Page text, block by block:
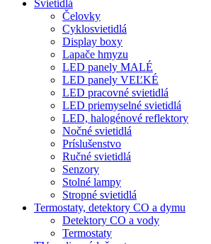
Svietidlá
Čelovky
Cyklosvietidlá
Display boxy
Lapače hmyzu
LED panely MALÉ
LED panely VEĽKÉ
LED pracovné svietidlá
LED priemyselné svietidlá
LED, halogénové reflektory
Nočné svietidlá
Príslušenstvo
Ručné svietidlá
Senzory
Stolné lampy
Stropné svietidlá
Termostaty, detektory CO a dymu
Detektory CO a vody
Termostaty